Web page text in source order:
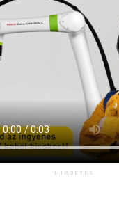
HIRDETÉS